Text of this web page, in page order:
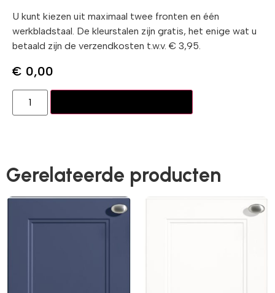
U kunt kiezen uit maximaal twee fronten en één
werkbladstaal. De kleurstalen zijn gratis, het enige wat u
betaald zijn de verzendkosten t.w.v. € 3,95.
€ 0,00
Gerelateerde producten